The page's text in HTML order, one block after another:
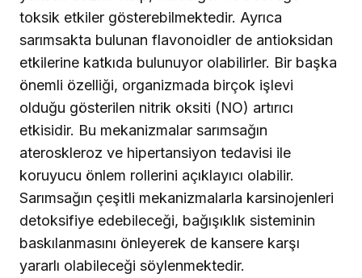
toksik etkiler gösterebilmektedir. Ayrıca
sarımsakta bulunan flavonoidler de antioksidan
etkilerine katkıda bulunuyor olabilirler. Bir başka
önemli özelliği, organizmada birçok işlevi
olduğu gösterilen nitrik oksiti (NO) artırıcı
etkisidir. Bu mekanizmalar sarımsağın
ateroskleroz ve hipertansiyon tedavisi ile
koruyucu önlem rollerini açıklayıcı olabilir.
Sarımsağın çeşitli mekanizmalarla karsinojenleri
detoksifiye edebileceği, bağışıklık sisteminin
baskılanmasını önleyerek de kansere karşı
yararlı olabileceği söylenmektedir.